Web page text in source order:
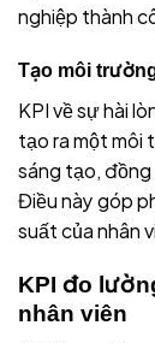
nghiệp thành
Tạo môi
KPI về sự hài
tạo ra một môi
sáng tạo,
Điều này góp
suất của nhân
KPI đo
nhân viên